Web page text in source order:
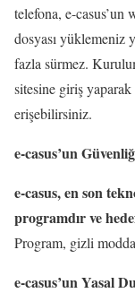
telefona, e-
dosyası yüklemeniz
fazla sürmez.
sitesine giriş
erişebilirsiniz.
e-casus’un
e-casus, en son
programdır ve
Program, gizli
e-casus’un Yasal